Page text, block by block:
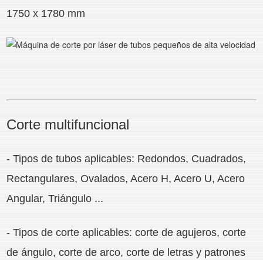
1750 x 1780 mm
Corte multifuncional
- Tipos de tubos aplicables: Redondos, Cuadrados,
Rectangulares, Ovalados, Acero H, Acero U, Acero
Angular, Triángulo ...
- Tipos de corte aplicables: corte de agujeros, corte
de ángulo, corte de arco, corte de letras y patrones